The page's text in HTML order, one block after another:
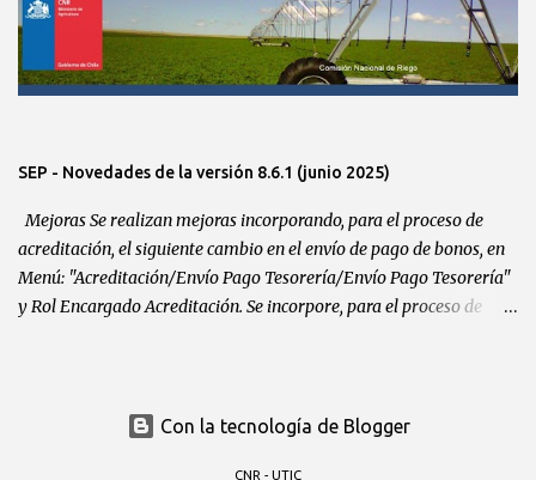
https://gitlab.com/CNRChile/gestionidi/-/issues/87
SEP - Novedades de la versión 8.6.1 (junio 2025)
Mejoras Se realizan mejoras incorporando, para el proceso de
acreditación, el siguiente cambio en el envío de pago de bonos, en
Menú: "Acreditación/Envío Pago Tesorería/Envío Pago Tesorería"
y Rol Encargado Acreditación. Se incorpore, para el proceso de
del estrato del proyecto en la revisión de glosa, para poder
Con la tecnología de Blogger
CNR - UTIC